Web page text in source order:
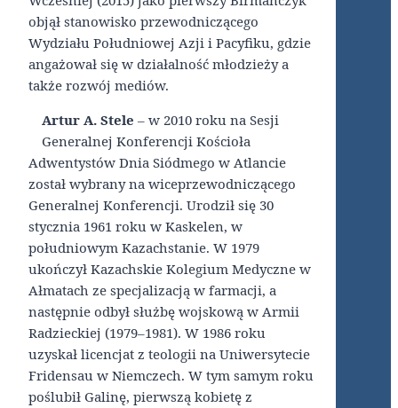
objął stanowisko przewodniczącego
Wydziału Południowej Azji i Pacyfiku, gdzie
angażował się w działalność młodzieży a
także rozwój mediów.
Artur A. Stele – w 2010 roku na Sesji
Generalnej Konferencji Kościoła
Adwentystów Dnia Siódmego w Atlancie
został wybrany na wiceprzewodniczącego
Generalnej Konferencji. Urodził się 30
stycznia 1961 roku w Kaskelen, w
południowym Kazachstanie. W 1979
ukończył Kazachskie Kolegium Medyczne w
Ałmatach ze specjalizacją w farmacji, a
następnie odbył służbę wojskową w Armii
Radzieckiej (1979–1981). W 1986 roku
uzyskał licencjat z teologii na Uniwersytecie
Fridensau w Niemczech. W tym samym roku
poślubił Galinę, pierwszą kobietę z